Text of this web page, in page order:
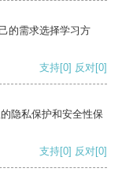
的需求选择学习方
支持[0] 反对[0]
隐私保护和安全性保
支持[0] 反对[0]